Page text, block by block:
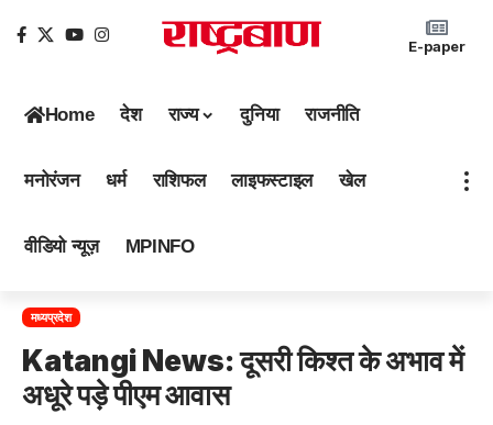
E-paper
Home देश राज्य दुनिया राजनीति
मनोरंजन धर्म राशिफल लाइफस्टाइल खेल
वीडियो न्यूज़ MPINFO
मध्यप्रदेश
Katangi News: दूसरी किश्त के अभाव में
अधूरे पड़े पीएम आवास